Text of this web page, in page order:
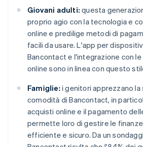
Giovani adulti: questa
proprio agio con la tecnologia e
online e predilige metodi di
facili da usare. L'app per
Bancontact e l'integrazione con
online sono in linea con questo
Famiglie: i genitori apprezzano la
comodità di Bancontact, in
acquisti online e il pagamento
permette loro di gestire le
efficiente e sicuro. Da un